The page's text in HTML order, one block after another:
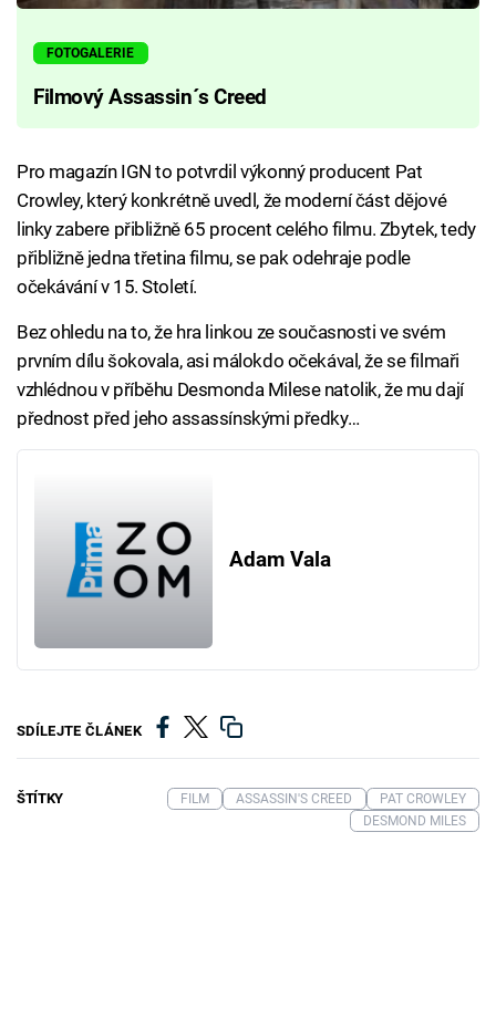
FOTOGALERIE
Filmový Assassin´s Creed
Pro magazín IGN to potvrdil výkonný producent Pat
Crowley, který konkrétně uvedl, že moderní část dějové
linky zabere přibližně 65 procent celého filmu. Zbytek, tedy
přibližně jedna třetina filmu, se pak odehraje podle
očekávání v 15. Století.
Bez ohledu na to, že hra linkou ze současnosti ve svém
prvním dílu šokovala, asi málokdo očekával, že se filmaři
vzhlédnou v příběhu Desmonda Milese natolik, že mu dají
přednost před jeho assassínskými předky…
Adam Vala
SDÍLEJTE ČLÁNEK
ŠTÍTKY FILM ASSASSIN'S CREED
PAT CROWLEY
DESMOND MILES